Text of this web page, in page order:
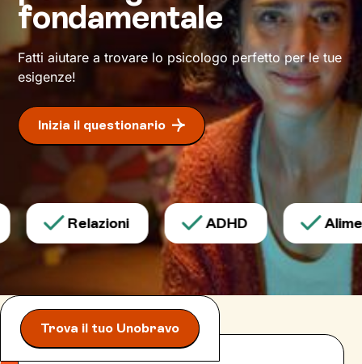
fondamentale
Fatti aiutare a trovare lo psicologo perfetto per le tue
esigenze!
Inizia il questionario
Relazioni ADHD
Trova il tuo Unobravo